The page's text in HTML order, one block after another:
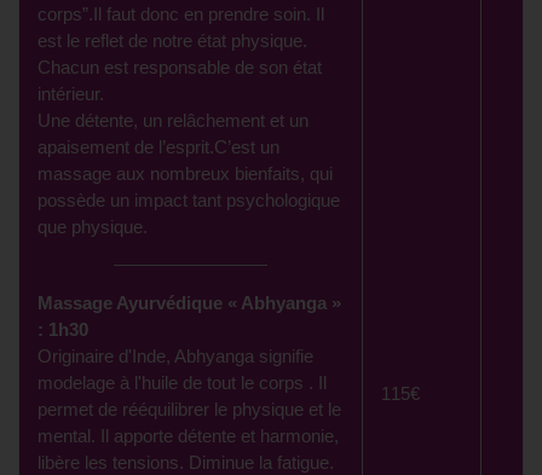
corps”.Il faut donc en prendre soin. Il
est le reflet de notre état physique.
Chacun est responsable de son état
intérieur.
Une détente, un relâchement et un
apaisement de l’esprit.C’est un
massage aux nombreux bienfaits, qui
possède un impact tant psychologique
que physique.
Massage Ayurvédique « Abhyanga »
: 1h30
Originaire d'Inde, Abhyanga signifie
modelage à l'huile de tout le corps . Il
permet de rééquilibrer le physique et le
mental. Il apporte détente et harmonie,
libère les tensions. Diminue la fatigue.
115€